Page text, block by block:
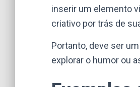
inserir um elemento
criativo por trás de
Portanto, deve ser
explorar o humor ou